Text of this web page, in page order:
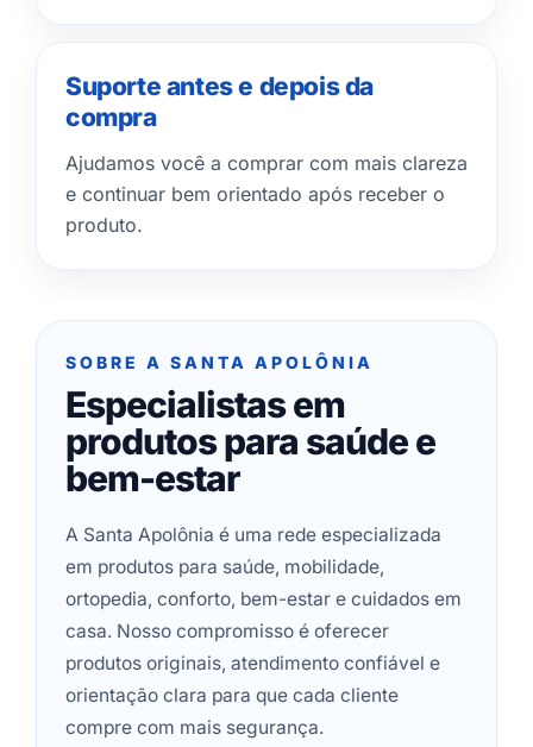
Suporte antes e depois da
compra
Ajudamos você a comprar com mais clareza
e continuar bem orientado após receber o
produto.
SOBRE A SANTA APOLÔNIA
Especialistas em
produtos para saúde e
bem-estar
A Santa Apolônia é uma rede especializada
em produtos para saúde, mobilidade,
ortopedia, conforto, bem-estar e cuidados em
casa. Nosso compromisso é oferecer
produtos originais, atendimento confiável e
orientação clara para que cada cliente
compre com mais segurança.